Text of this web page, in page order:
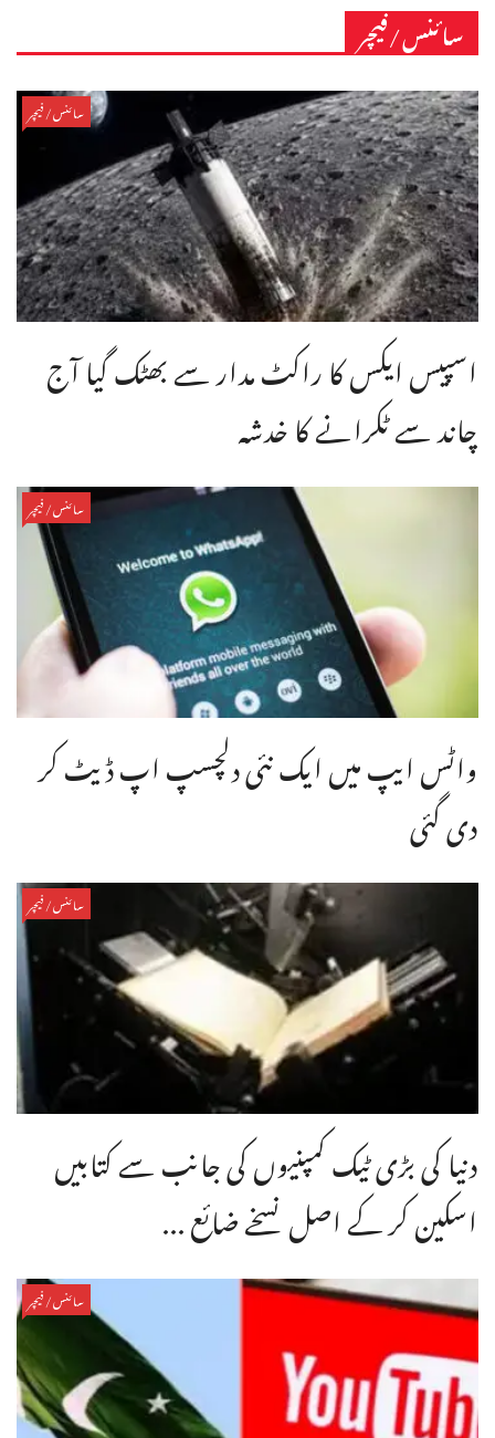
سائنس/فیچر
سائنس/فیچر
اسپیس ایکس کا راکٹ مدار سے بھٹک گیا آج
چاند سے ٹکرانے کا خدشہ
سائنس/فیچر
واٹس ایپ میں ایک نئی دلچسپ اپ ڈیٹ کر
دی گئی
سائنس/فیچر
دنیا کی بڑی ٹیک کمپنیوں کی جانب سے کتابیں
اسکین کر کے اصل نسخے ضائع ...
سائنس/فیچر